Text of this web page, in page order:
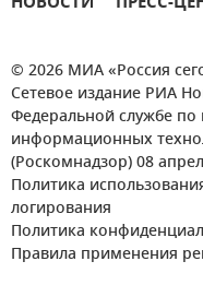
© 2026 МИА «Россия
Сетевое издание РИА
Федеральной службе по
информационных
(Роскомнадзор) 08
Политика
логирования
Политика
Правила применения